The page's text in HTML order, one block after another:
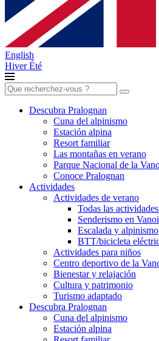
English
HiverÉté
Buscar:
Descubra Pralognan
Cuna del alpinismo
Estación alpina
Resort familiar
Las montañas en verano
Parque Nacional de la
Conoce Pralognan
Actividades
Actividades de verano
Todas las
Senderismo en
Escalada y alpinismo
BTT/bicicleta
Actividades para niños
Centro deportivo de la
Bienestar y relajación
Cultura y patrimonio
Turismo adaptado
Descubra Pralognan
Cuna del alpinismo
Estación alpina